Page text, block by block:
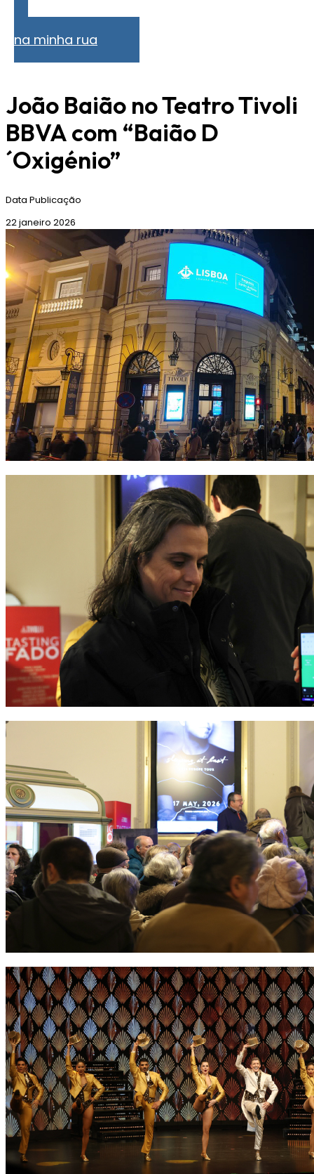
na minha rua
João Baião no Teatro Tivoli
BBVA com “Baião D
´Oxigénio”
Data Publicação
22 janeiro 2026